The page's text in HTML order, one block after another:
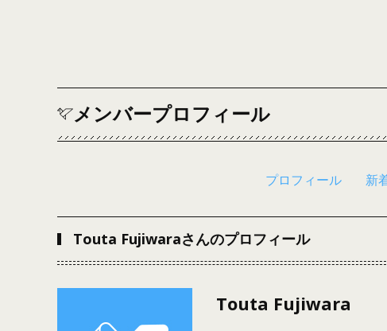
メンバープロフィール
プロフィール 新
Touta Fujiwaraさんのプロフィール
Touta Fujiwara